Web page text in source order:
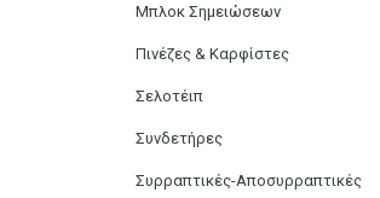
Μπλοκ Σημειώσεων
Πινέζες & Καρφίστες
Σελοτέιπ
Συνδετήρες
Συρραπτικές-Αποσυρραπτικές